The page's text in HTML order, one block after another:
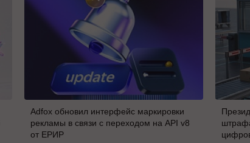
Adfox обновил интерфейс маркировки
рекламы в связи с переходом на API v8
от ЕРИР